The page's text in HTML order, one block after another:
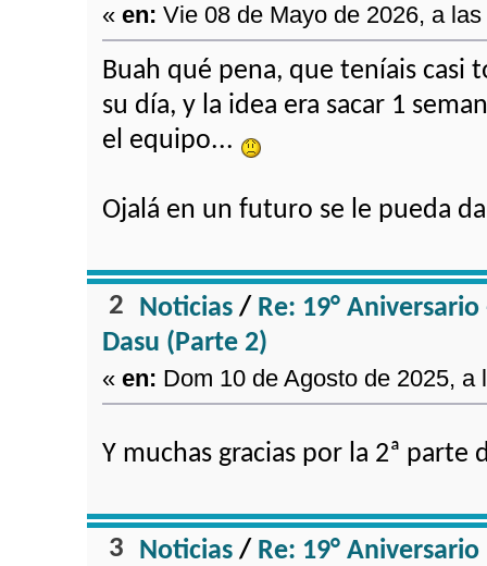
«en: Vie 08 de Mayo de 2026, a
Buah qué pena, que teníais casi
su día, y la idea era sacar 1
el equipo...
Ojalá en un futuro se le pueda
2 Noticias/ Re: 19°
Dasu (Parte 2)
«en: Dom 10 de Agosto de 2025, a
Y muchas gracias por la 2ª parte
3 Noticias/ Re: 19° Aniversario